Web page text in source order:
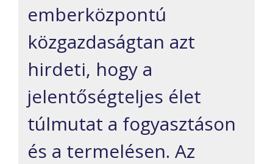
emberközpontú
közgazdaságtan azt
hirdeti, hogy a
jelentőségteljes élet
túlmutat a fogyasztáson
és a termelésen. Az